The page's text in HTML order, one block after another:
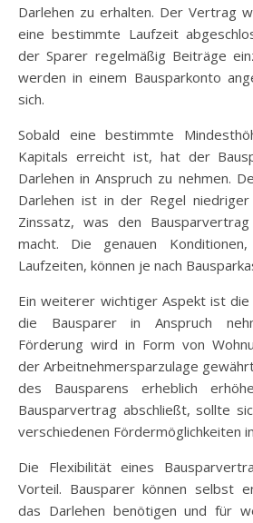
Darlehen zu erhalten. Der Vertrag
eine bestimmte Laufzeit
der Sparer regelmäßig Beiträge
werden in einem Bausparkonto
sich.
Sobald eine bestimmte
Kapitals erreicht ist, hat der
Darlehen in Anspruch zu nehmen.
Darlehen ist in der Regel
Zinssatz, was den
macht. Die genauen
Laufzeiten, können je nach
Ein weiterer wichtiger Aspekt ist
die Bausparer in Anspruch
Förderung wird in Form von
der Arbeitnehmersparzulage
des Bausparens erheblich
Bausparvertrag abschließt, sollte
verschiedenen Fördermöglichkeiten
Die Flexibilität eines
Vorteil. Bausparer können selbst
das Darlehen benötigen und für